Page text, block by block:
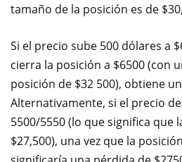
tamaño de la posición es de
Si el precio sube 500 dólares a
cierra la posición a $6500 (con
posición de $32 500), obtiene
Alternativamente, si el precio
5500/5550 (lo que significa que
$27,500), una vez que la